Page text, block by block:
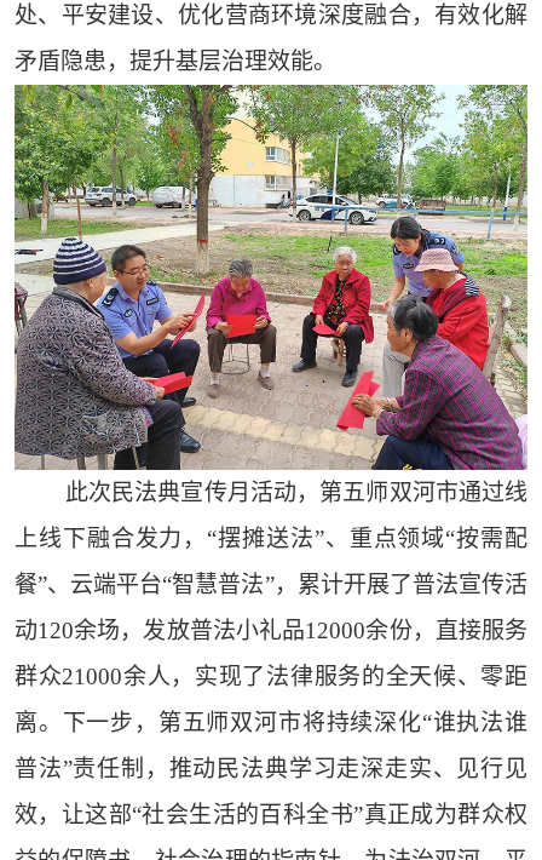
处、平安建设、优化营商环境深度融合，有效化解
矛盾隐患，提升基层治理效能。
此次民法典宣传月活动，第五师双河市通过线
上线下融合发力，“摆摊送法”、重点领域“按需配
餐”、云端平台“智慧普法”，累计开展了普法宣传活
动120余场，发放普法小礼品12000余份，直接服务
群众21000余人，实现了法律服务的全天候、零距
离。下一步，第五师双河市将持续深化“谁执法谁
普法”责任制，推动民法典学习走深走实、见行见
效，让这部“社会生活的百科全书”真正成为群众权